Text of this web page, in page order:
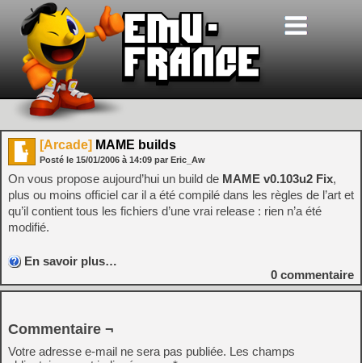
[Arcade] MAME builds
Posté le 15/01/2006 à 14:09 par Eric_Aw
On vous propose aujourd’hui un build de MAME v0.103u2 Fix,
plus ou moins officiel car il a été compilé dans les règles de l’art et
qu’il contient tous les fichiers d’une vrai release : rien n’a été
modifié.
En savoir plus…
0 commentaire
Commentaire ¬
Votre adresse e-mail ne sera pas publiée. Les champs